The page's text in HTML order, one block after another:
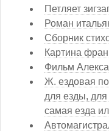
Петляет
Роман
Сборник
Картина
Фильм
Ж. ездовая
для езды, для
самая езда